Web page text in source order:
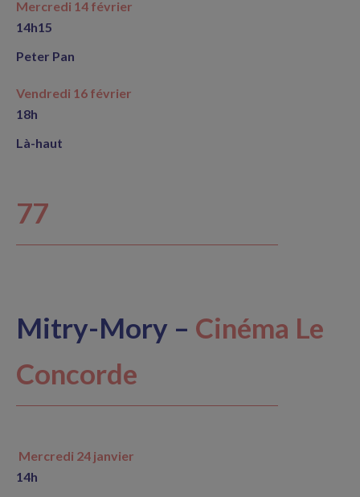
Mercredi 14 février
14h15
Peter Pan
Vendredi 16 février
18h
Là-haut
77
Mitry-Mory – Cinéma Le
Concorde
Mercredi 24 janvier
14h